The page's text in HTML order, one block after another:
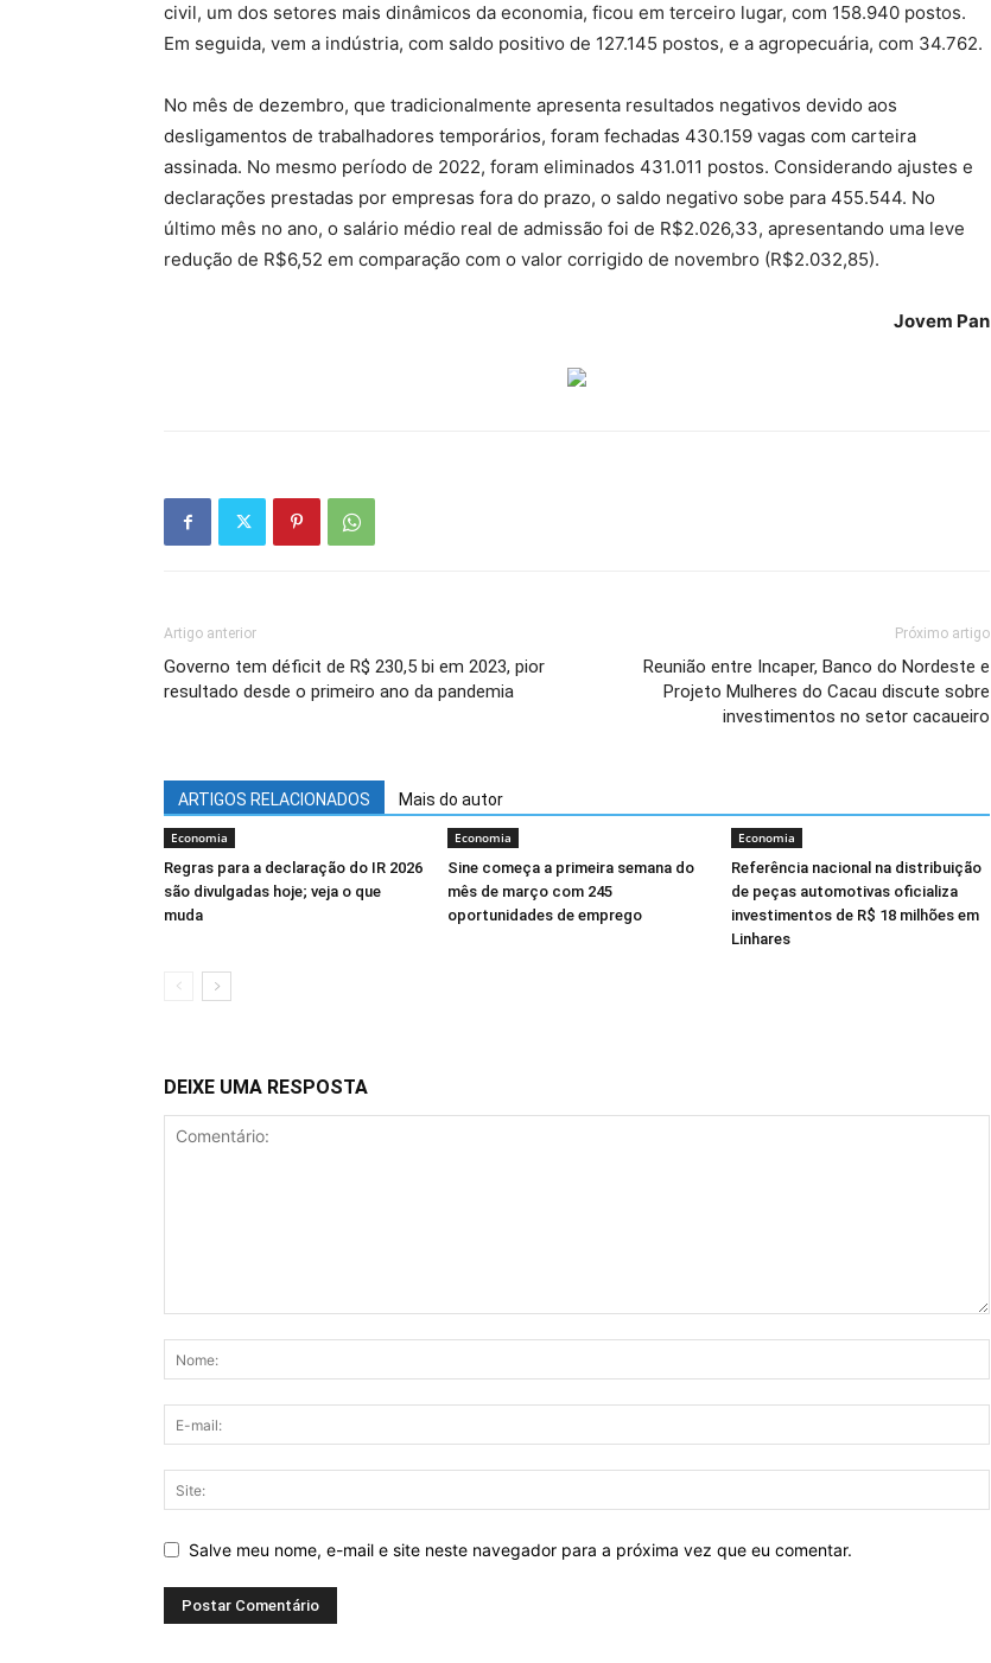
civil, um dos setores mais dinâmicos da economia, ficou em terceiro lugar, com 158.940 postos.
Em seguida, vem a indústria, com saldo positivo de 127.145 postos, e a agropecuária, com 34.762.
No mês de dezembro, que tradicionalmente apresenta resultados negativos devido aos
desligamentos de trabalhadores temporários, foram fechadas 430.159 vagas com carteira
assinada. No mesmo período de 2022, foram eliminados 431.011 postos. Considerando ajustes e
declarações prestadas por empresas fora do prazo, o saldo negativo sobe para 455.544. No
último mês no ano, o salário médio real de admissão foi de R$2.026,33, apresentando uma leve
redução de R$6,52 em comparação com o valor corrigido de novembro (R$2.032,85).
Jovem Pan
Artigo anterior
Governo tem déficit de R$ 230,5 bi em 2023, pior
resultado desde o primeiro ano da pandemia
Próximo artigo
Reunião entre Incaper, Banco do Nordeste e
Projeto Mulheres do Cacau discute sobre
investimentos no setor cacaueiro
ARTIGOS RELACIONADOS Mais do autor
Economia
Regras para a declaração do IR 2026
são divulgadas hoje; veja o que
muda
Economia
Sine começa a primeira semana do
mês de março com 245
oportunidades de emprego
Economia
Referência nacional na distribuição
de peças automotivas oficializa
investimentos de R$ 18 milhões em
Linhares
DEIXE UMA RESPOSTA
Salve meu nome, e-mail e site neste navegador para a próxima vez que eu comentar.